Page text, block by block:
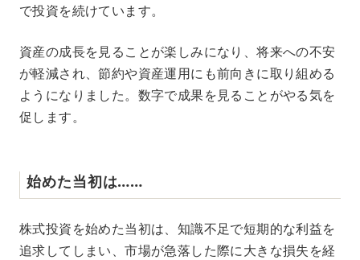
で投資を続けています。
資産の成長を見ることが楽しみになり、将来への不安
が軽減され、節約や資産運用にも前向きに取り組める
ようになりました。数字で成果を見ることがやる気を
促します。
始めた当初は……
株式投資を始めた当初は、知識不足で短期的な利益を
追求してしまい、市場が急落した際に大きな損失を経